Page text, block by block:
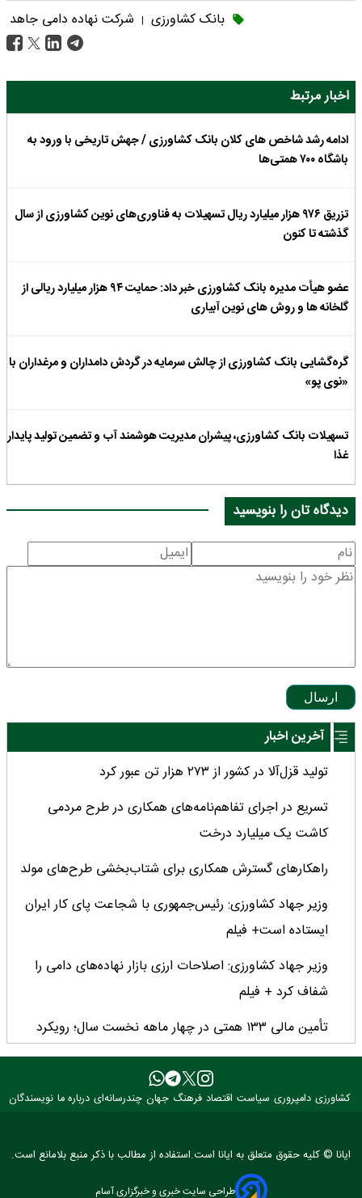
بانک کشاورزی | شرکت نهاده دامی جاهد
اخبار مرتبط
ادامه رشد شاخص های کلان بانک کشاورزی / جهش تاریخی با ورود به
باشگاه ۷۰۰ همتی‌ها
تزریق ۹۷۶ هزار میلیارد ریال تسهیلات به فناوری‌های نوین کشاورزی از سال
گذشته تا کنون
عضو هیأت مدیره بانک کشاورزی خبر داد: حمایت ۹۴ هزار میلیارد ریالی از
گلخانه ها و روش های نوین آبیاری
گره‌گشایی بانک کشاورزی از چالش سرمایه در گردش دامداران و مرغداران با
«نوی‌ پو»
تسهیلات بانک کشاورزی، پیشران مدیریت هوشمند آب و تضمین تولید پایدار
غذا
دیدگاه تان را بنویسید
ارسال
آخرین اخبار
تولید قزل‌آلا در کشور از ۲۷۳ هزار تن عبور کرد
تسریع در اجرای تفاهم‌نامه‌های همکاری در طرح مردمی
کاشت یک میلیارد درخت
راهکارهای گسترش همکاری برای شتاب‌بخشی طرح‌های مولد
وزیر جهاد کشاورزی: رئیس‌جمهوری با شجاعت پای کار ایران
ایستاده است+ فیلم
وزیر جهاد کشاورزی: اصلاحات ارزی بازار نهاده‌های دامی را
شفاف کرد + فیلم
تأمین مالی ۱۳۳ همتی در چهار ماهه نخست سال؛ رویکرد
هدفمند بانک کشاورزی برای تضمین امنیت غذایی
فراخوان بین‌المللی فائو برای طراحی پوستر روز جهانی غذا
۳ عضو کمیسیون کشاورزی مجلس با وزیر جهاد کشاورزی
کشاورزی دامپروری سیاست اقتصاد فرهنگ جهان چندرسانه‌ای درباره ما نویسندگان
ایانا © کلیه حقوق متعلق به ایانا است.استفاده از مطالب با ذکر منبع بلامانع است.
طراحی سایت خبری و خبرگزاری آسام